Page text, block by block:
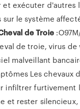
et exécuter d'autres
sur le système
de Troie
de troie, virus
malveillant
Les chevaux
infiltrer furtivement
et rester silencieux,